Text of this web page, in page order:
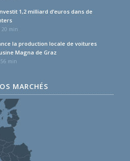
1,2 milliard d’euros dans de
20 min
la production locale de voitures
Magna de Graz
min
MARCHÉS